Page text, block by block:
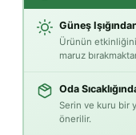
Güneş
Ürünün etkinliğini
maruz
Oda
Serin ve kuru bir
önerilir.